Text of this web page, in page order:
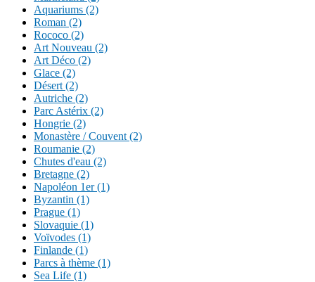
Aquariums (2)
Roman (2)
Rococo (2)
Art Nouveau (2)
Art Déco (2)
Glace (2)
Désert (2)
Autriche (2)
Parc Astérix (2)
Hongrie (2)
Monastère / Couvent (2)
Roumanie (2)
Chutes d'eau (2)
Bretagne (2)
Napoléon 1er (1)
Byzantin (1)
Prague (1)
Slovaquie (1)
Voïvodes (1)
Finlande (1)
Parcs à thème (1)
Sea Life (1)